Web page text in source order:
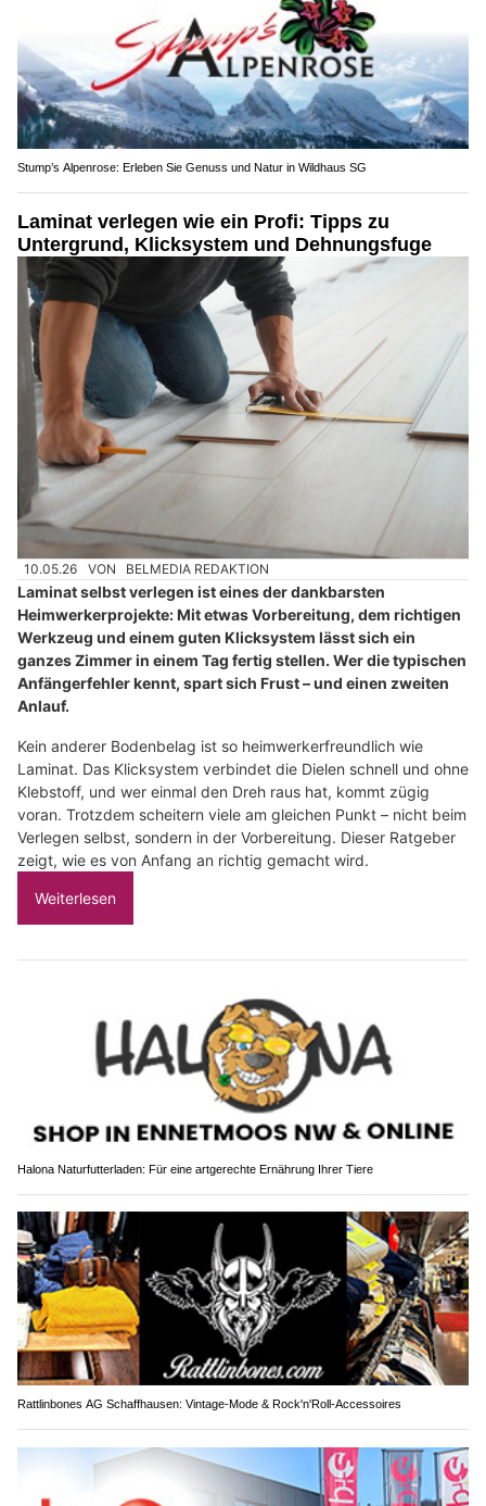
Stump’s Alpenrose: Erleben Sie Genuss und Natur in Wildhaus SG
Laminat verlegen wie ein Profi: Tipps zu
Untergrund, Klicksystem und Dehnungsfuge
10.05.26 VON BELMEDIA REDAKTION
Laminat selbst verlegen ist eines der dankbarsten
Heimwerkerprojekte: Mit etwas Vorbereitung, dem richtigen
Werkzeug und einem guten Klicksystem lässt sich ein
ganzes Zimmer in einem Tag fertig stellen. Wer die typischen
Anfängerfehler kennt, spart sich Frust – und einen zweiten
Anlauf.
Kein anderer Bodenbelag ist so heimwerkerfreundlich wie
Laminat. Das Klicksystem verbindet die Dielen schnell und ohne
Klebstoff, und wer einmal den Dreh raus hat, kommt zügig
voran. Trotzdem scheitern viele am gleichen Punkt – nicht beim
Verlegen selbst, sondern in der Vorbereitung. Dieser Ratgeber
zeigt, wie es von Anfang an richtig gemacht wird.
Weiterlesen
Halona Naturfutterladen: Für eine artgerechte Ernährung Ihrer Tiere
Rattlinbones AG Schaffhausen: Vintage-Mode & Rock'n'Roll-Accessoires